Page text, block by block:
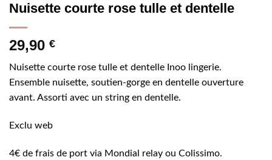
Nuisette courte rose tulle et dentelle
29,90 €
Nuisette courte rose tulle et dentelle Inoo lingerie.
Ensemble nuisette, soutien-gorge en dentelle ouverture
avant. Assorti avec un string en dentelle.
Exclu web
4€ de frais de port via Mondial relay ou Colissimo.